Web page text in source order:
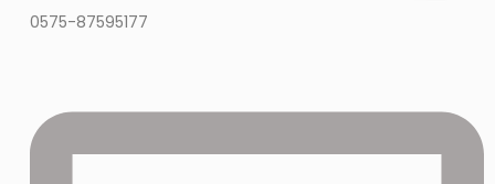
0575-87595177